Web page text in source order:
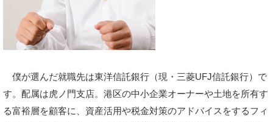
僕が選んだ就職先は東洋信託銀行（現・三菱UFJ信託銀行）で
す。配属は虎ノ門支店。港区の中小企業オーナーや土地を所有す
る富裕層を顧客に、資産活用や税金対策のアドバイスをするフィ